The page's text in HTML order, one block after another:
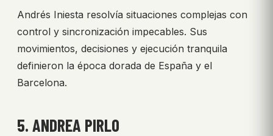
Andrés Iniesta resolvía situaciones complejas con
control y sincronización impecables. Sus
movimientos, decisiones y ejecución tranquila
definieron la época dorada de España y el
Barcelona.
5. ANDREA PIRLO